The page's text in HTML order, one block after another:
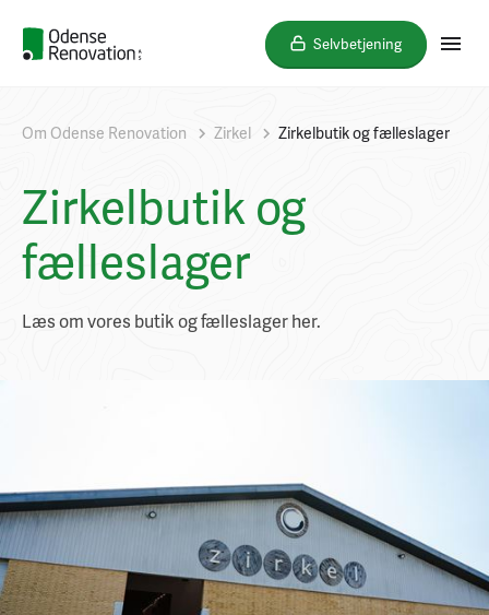
Selvbetjening
Om Odense Renovation Zirkel Zirkelbutik og fælleslager
Zirkelbutik og
fælleslager
Læs om vores butik og fælleslager her.